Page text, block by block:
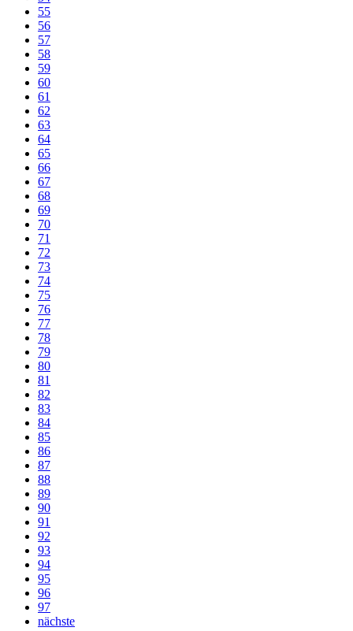
55
56
57
58
59
60
61
62
63
64
65
66
67
68
69
70
71
72
73
74
75
76
77
78
79
80
81
82
83
84
85
86
87
88
89
90
91
92
93
94
95
96
97
nächste